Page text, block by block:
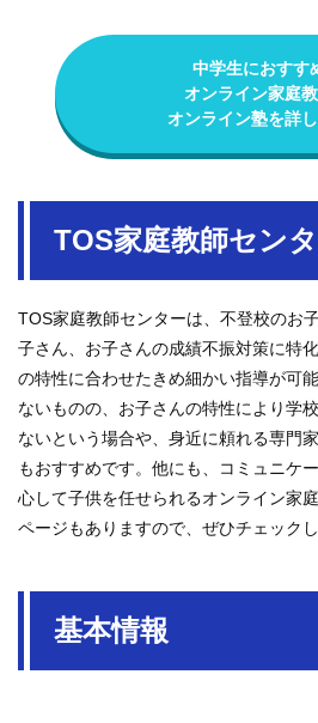
中学生におすす
オンライン家庭教
オンライン塾を詳
TOS家庭教師セン
TOS家庭教師センターは、不登校のお
子さん、お子さんの成績不振対策に特
の特性に合わせたきめ細かい指導が可
ないものの、お子さんの特性により学
ないという場合や、身近に頼れる専門
もおすすめです。他にも、コミュニケ
心して子供を任せられるオンライン家
ページもありますので、ぜひチェック
基本情報